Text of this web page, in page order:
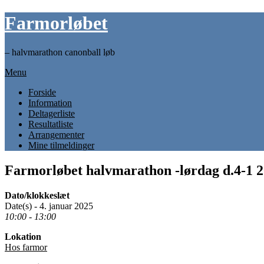
Skip
to
Farmorløbet
– halvmarathon canonball løb
Menu
Forside
Information
Deltagerliste
Resultatliste
Arrangementer
Mine tilmeldinger
Farmorløbet halvmarathon -lørdag d.4-1
Dato/klokkeslæt
Date(s) - 4. januar 2025
10:00 - 13:00
Lokation
Hos farmor